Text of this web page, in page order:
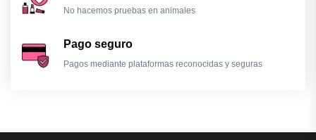
No hacemos pruebas en animales
Pago seguro
Pagos mediante plataformas reconocidas y seguras